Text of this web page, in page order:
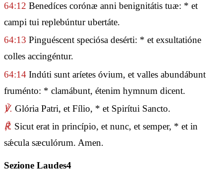
64:12 Benedíces corónæ anni benignitátis tuæ: * et
campi tui replebúntur ubertáte.
64:13 Pinguéscent speciósa desérti: * et exsultatióne
colles accingéntur.
64:14 Indúti sunt aríetes óvium, et valles abundábunt
fruménto: * clamábunt, étenim hymnum dicent.
℣. Glória Patri, et Fílio, * et Spirítui Sancto.
℟. Sicut erat in princípio, et nunc, et semper, * et in
sǽcula sæculórum. Amen.
Sezione Laudes4